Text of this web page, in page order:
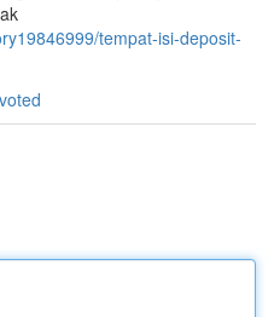
tempat-isi-deposit-